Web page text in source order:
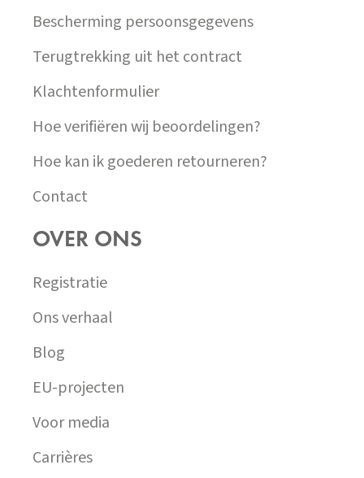
Bescherming persoonsgegevens
Terugtrekking uit het contract
Klachtenformulier
Hoe verifiëren wij beoordelingen?
Hoe kan ik goederen retourneren?
Contact
OVER ONS
Registratie
Ons verhaal
Blog
EU-projecten
Voor media
Carrières